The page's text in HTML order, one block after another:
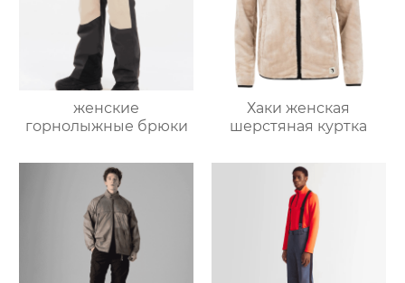
женские
горнолыжные брюки
Хаки женская
шерстяная куртка